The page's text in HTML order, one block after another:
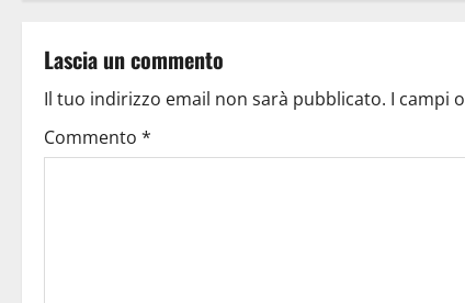
Lascia un commento
Il tuo indirizzo email non sarà pubblicato. I campi
Commento *